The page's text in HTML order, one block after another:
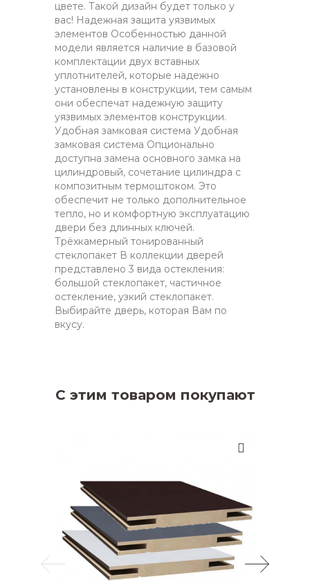
цвете. Такой дизайн будет только у
вас! Надежная защита уязвимых
элементов Особенностью данной
модели является наличие в базовой
комплектации двух вставных
уплотнителей, которые надежно
установлены в конструкции, тем самым
они обеспечат надежную защиту
уязвимых элементов конструкции.
Удобная замковая система Удобная
замковая система Опционально
доступна замена основного замка на
цилиндровый, сочетание цилиндра с
композитным термоштоком. Это
обеспечит не только дополнительное
тепло, но и комфортную эксплуатацию
двери без длинных ключей.
Трёхкамерный тонированный
стеклопакет В коллекции дверей
представлено 3 вида остекления:
большой стеклопакет, частичное
остекление, узкий стеклопакет.
Выбирайте дверь, которая Вам по
вкусу.
С этим товаром покупают